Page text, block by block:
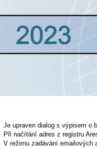
Je upraven dialog s výpisem o
Při načítání adres z registru
V režimu zadávání emailových